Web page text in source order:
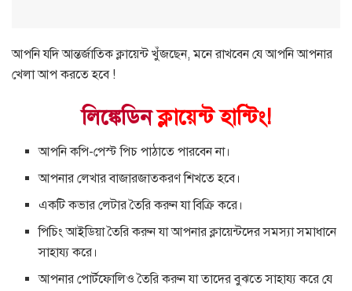
আপনি যদি আন্তর্জাতিক ক্লায়েন্ট খুঁজছেন, মনে রাখবেন যে আপনি আপনার
খেলা আপ করতে হবে !
লিঙ্কেডিনক্লায়েন্ট হান্টিং!
আপনি কপি-পেস্ট পিচ পাঠাতে পারবেন না।
আপনার লেখার বাজারজাতকরণ শিখতে হবে।
একটি কভার লেটার তৈরি করুন যা বিক্রি করে।
পিচিং আইডিয়া তৈরি করুন যা আপনার ক্লায়েন্টদের সমস্যা সমাধানে
সাহায্য করে।
আপনার পোর্টফোলিও তৈরি করুন যা তাদের বুঝতে সাহায্য করে যে